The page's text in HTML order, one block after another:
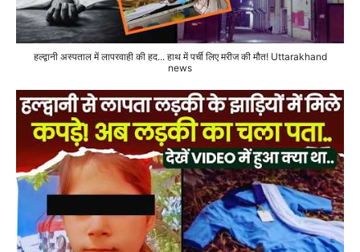
हल्द्वानी अस्पताल में लापरवाही की हद... हाथ में पर्ची लिए मरीज की मौत! Uttarakhand
news